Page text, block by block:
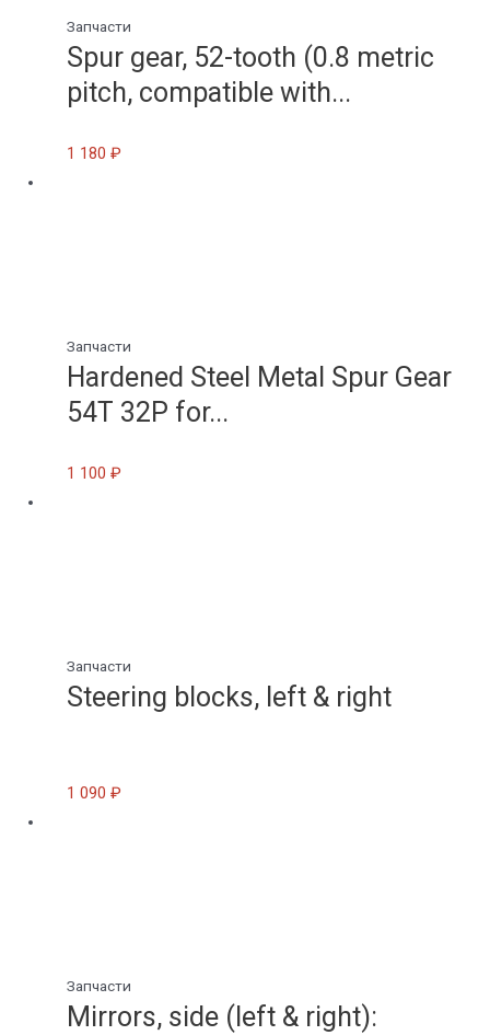
Запчасти
Spur gear, 52-tooth (0.8 metric
pitch, compatible with...
1 180₽
Запчасти
Hardened Steel Metal Spur Gear
54T 32P for...
1 100₽
Запчасти
Steering blocks, left & right
1 090₽
Запчасти
Mirrors, side (left & right):